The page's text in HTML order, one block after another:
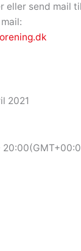
eller send mail
2021
20:00